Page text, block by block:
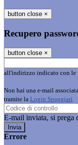
button close ×
Recupero
button close ×
all'indirizzo indicato con le
Non hai una e-mail
tramite la Login Spaggiari
E-mail inviata, si prega
Errore